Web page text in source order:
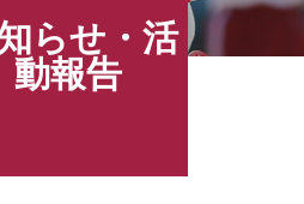
らせ・活
動報告